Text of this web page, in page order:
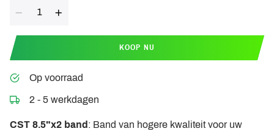
KOOP NU
Op voorraad
2 - 5 werkdagen
CST 8.5"x2 band : Band van hogere kwaliteit voor uw